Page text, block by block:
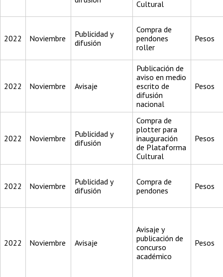
Cultural
2022 Noviembre
Publicidad y
difusión
Compra de
pendones
roller
Pesos
2022 Noviembre Avisaje
Publicación de
aviso en medio
escrito de
difusión
nacional
Pesos
2022 Noviembre
Publicidad y
difusión
Compra de
plotter para
inauguración
de Plataforma
Cultural
Pesos
2022 Noviembre
Publicidad y
difusión
Compra de
pendones
Pesos
2022 Noviembre Avisaje
Avisaje y
publicación de
concurso
académico
Pesos